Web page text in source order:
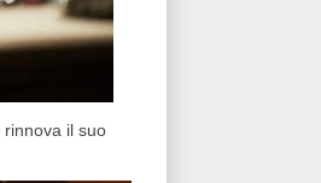
rinnova il suo